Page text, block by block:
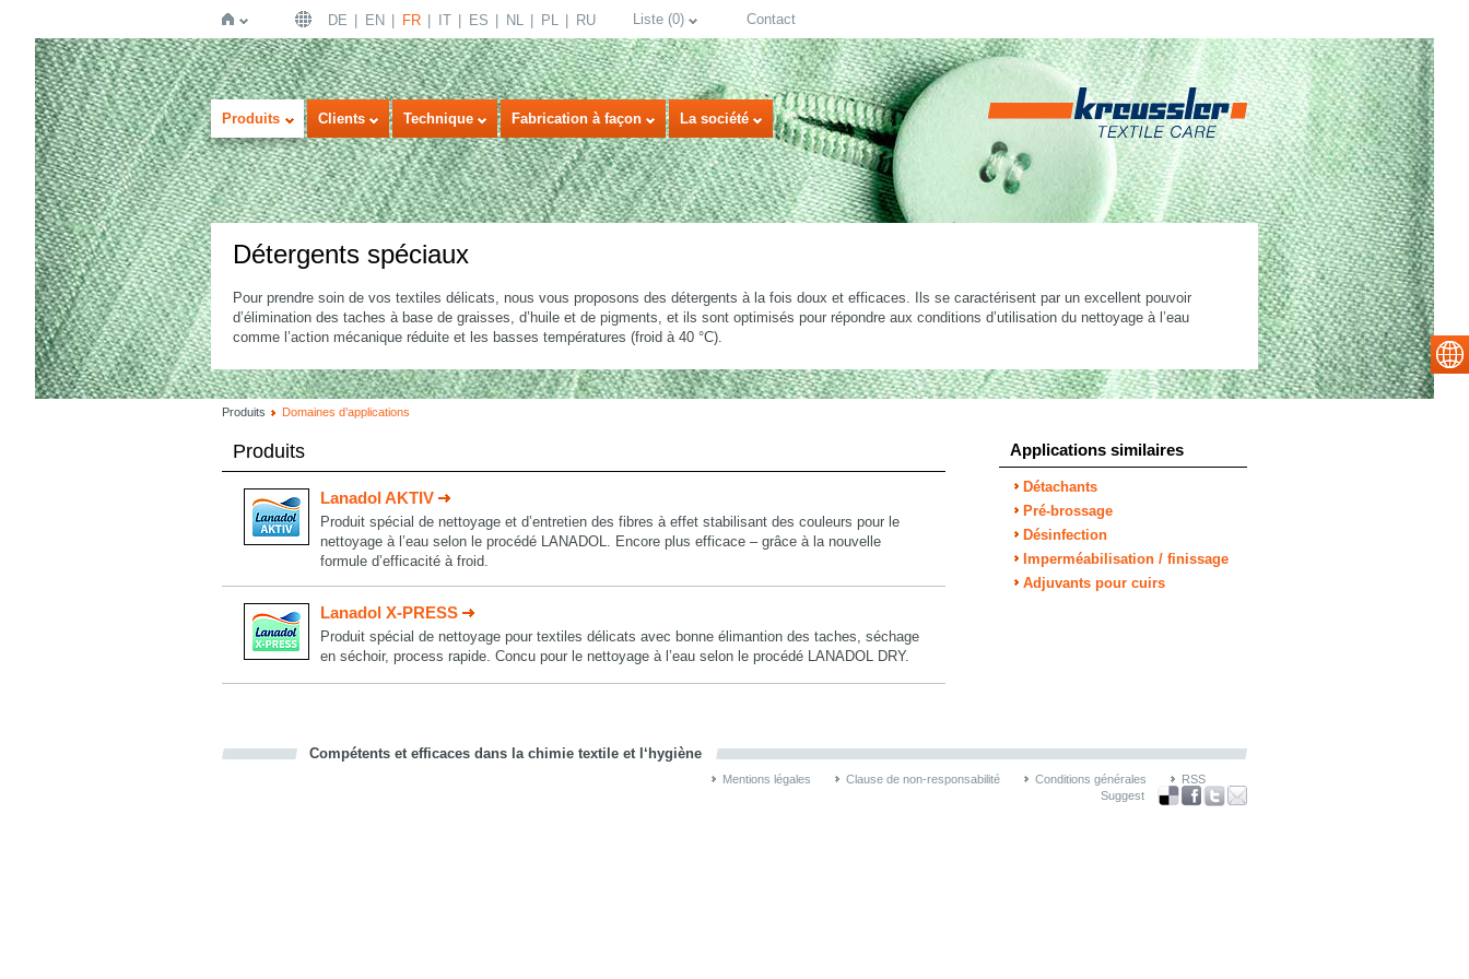
Page
d'accueil
DE EN FR IT ES NL PL RU Liste (0) Contact
Produits Clients Technique Fabrication à façon La société
Détergents spéciaux
Pour prendre soin de vos textiles délicats, nous vous proposons des détergents à la fois doux et efficaces. Ils se caractérisent par un excellent pouvoir
d’élimination des taches à base de graisses, d’huile et de pigments, et ils sont optimisés pour répondre aux conditions d’utilisation du nettoyage à l’eau
comme l’action mécanique réduite et les basses températures (froid à 40 °C).
Produits Domaines d’applications
Produits
Lanadol AKTIV
Produit spécial de nettoyage et d’entretien des fibres à effet stabilisant des couleurs pour le
nettoyage à l’eau selon le procédé LANADOL. Encore plus efficace – grâce à la nouvelle
formule d’efficacité à froid.
Lanadol X-PRESS
Produit spécial de nettoyage pour textiles délicats avec bonne élimantion des taches, séchage
en séchoir, process rapide. Concu pour le nettoyage à l’eau selon le procédé LANADOL DRY.
Applications similaires
Détachants
Pré-brossage
Désinfection
Imperméabilisation / finissage
Adjuvants pour cuirs
Compétents et efficaces dans la chimie textile et l‘hygiène
Mentions légales Clause de non-responsabilité Conditions générales
RSS
Suggest